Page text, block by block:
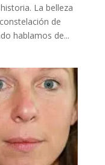
La belleza
de
hablamos de...